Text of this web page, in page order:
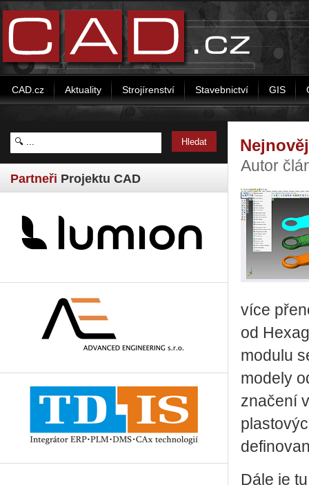
CAD.cz Aktuality Strojírenství Stavebnictví GIS
Partneři Projektu CAD
Autor
více
od
modulu
modely
značení
Dále je